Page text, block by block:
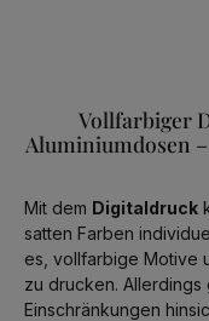
Vollfarbiger
Aluminiumdosen
Mit dem Digitaldruck
satten Farben
es, vollfarbige Motive
zu drucken.
Einschränkungen